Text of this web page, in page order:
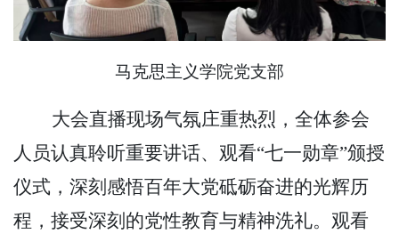
马克思主义学院党支部
大会直播现场气氛庄重热烈，全体参会
人员认真聆听重要讲话、观看“七一勋章”颁授
仪式，深刻感悟百年大党砥砺奋进的光辉历
程，接受深刻的党性教育与精神洗礼。观看